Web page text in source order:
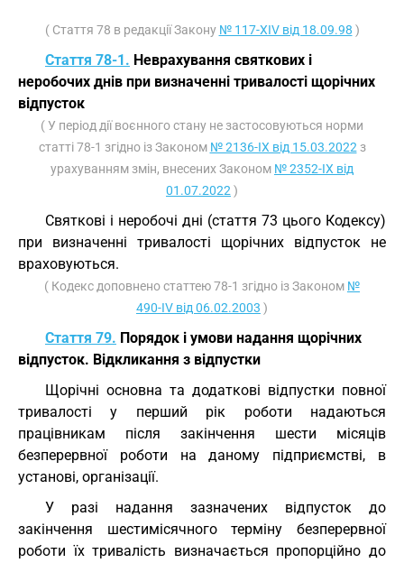
( Стаття 78 в редакції Закону № 117-XIV від 18.09.98 )
Стаття 78-1. Неврахування святкових і
неробочих днів при визначенні тривалості щорічних
відпусток
( У період дії воєнного стану не застосовуються норми
статті 78-1 згідно із Законом № 2136-IX від 15.03.2022 з
урахуванням змін, внесених Законом № 2352-IX від
01.07.2022 )
Святкові і неробочі дні (стаття 73 цього Кодексу)
при визначенні тривалості щорічних відпусток не
враховуються.
( Кодекс доповнено статтею 78-1 згідно із Законом №
490-IV від 06.02.2003 )
Стаття 79. Порядок і умови надання щорічних
відпусток. Відкликання з відпустки
Щорічні основна та додаткові відпустки повної
тривалості у перший рік роботи надаються
працівникам після закінчення шести місяців
безперервної роботи на даному підприємстві, в
установі, організації.
У разі надання зазначених відпусток до
закінчення шестимісячного терміну безперервної
роботи їх тривалість визначається пропорційно до